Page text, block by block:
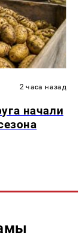
2 часа назад
начали